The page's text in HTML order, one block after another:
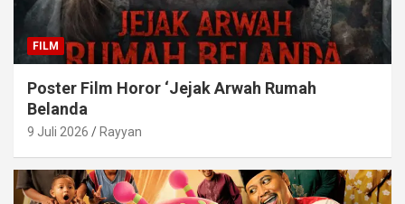
FILM
Poster Film Horor ‘Jejak Arwah Rumah
Belanda
9 Juli 2026 Rayyan